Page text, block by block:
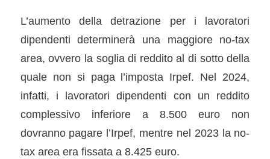
L’aumento della detrazione per i lavoratori
dipendenti determinerà una maggiore no-tax
area, ovvero la soglia di reddito al di sotto della
quale non si paga l’imposta Irpef. Nel 2024,
infatti, i lavoratori dipendenti con un reddito
complessivo inferiore a 8.500 euro non
dovranno pagare l’Irpef, mentre nel 2023 la no-
tax area era fissata a 8.425 euro.